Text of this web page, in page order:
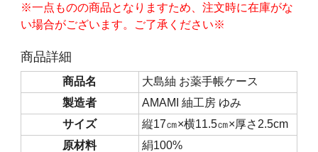
※一点ものの商品となりますため、注文時に在庫がな
い場合がございます。ご了承ください※
商品詳細
商品名
大島紬 お薬手帳ケース
製造者
AMAMI 紬工房 ゆみ
サイズ
縦17㎝×横11.5㎝×厚さ2.5cm
原材料
絹100%